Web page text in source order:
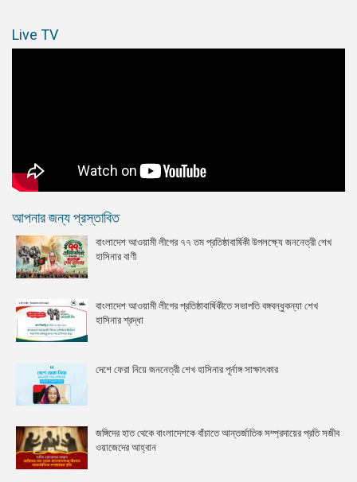
Live TV
আপনার জন্য প্রস্তাবিত
বাংলাদেশ আওয়ামী লীগের ৭৭ তম প্রতিষ্ঠাবার্ষিকী উপলক্ষ্যে জননেত্রী শেখ
হাসিনার বাণী
বাংলাদেশ আওয়ামী লীগের প্রতিষ্ঠাবার্ষিকীতে সভাপতি বঙ্গবন্ধুকন্যা শেখ
হাসিনার শ্রদ্ধা
দেশে ফেরা নিয়ে জননেত্রী শেখ হাসিনার পূর্নাঙ্গ সাক্ষাৎকার
জঙ্গিদের হাত থেকে বাংলাদেশকে বাঁচাতে আন্তর্জাতিক সম্প্রদায়ের প্রতি সজীব
ওয়াজেদের আহ্বান